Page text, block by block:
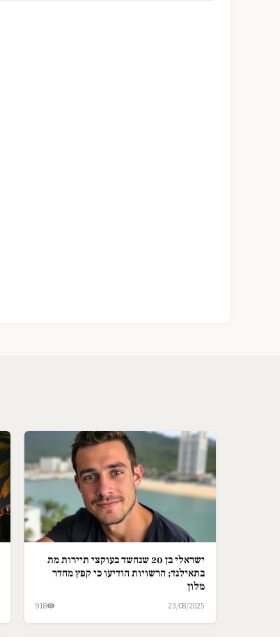
ישראלי בן 20 שנחשד בעוקצי תיירות מת
בתאילנד; הרשויות הודיעו כי קפץ מחדר
מלון
23/08/2025
918